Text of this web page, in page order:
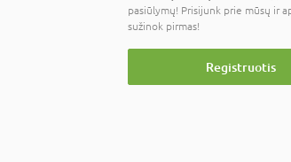
pasiūlymų! Prisijunk prie mūsų ir
sužinok pirmas!
Registruotis